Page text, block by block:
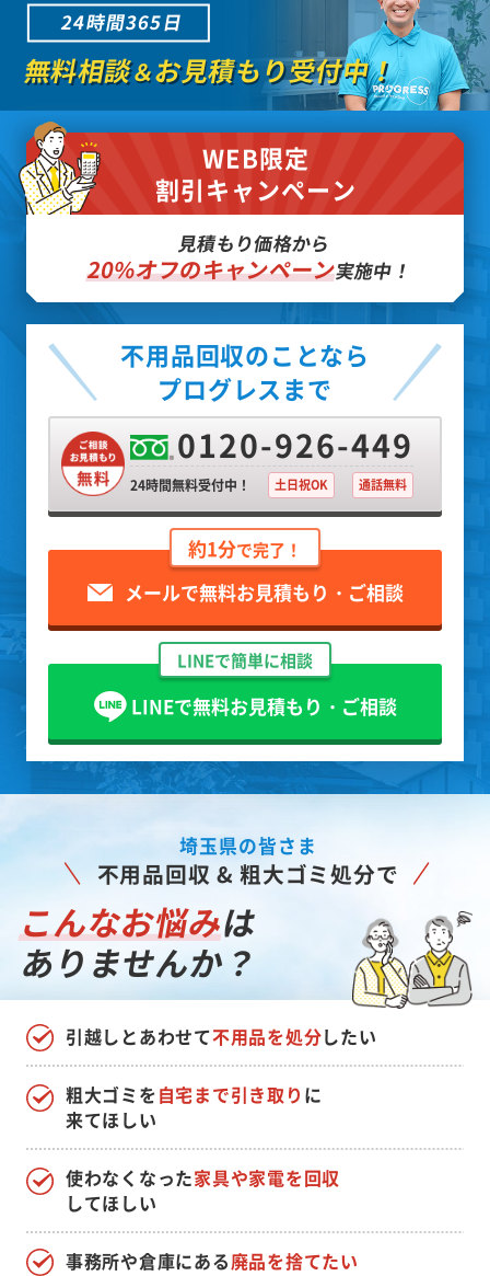
24時間365日
無料相談＆お見積もり受付中！
WEB限定
割引キャンペーン
見積もり価格から
20%オフのキャンペーン実施中！
不用品回収のことなら
プログレスまで
0120-926-449
24時間無料受付中！ 土日祝OK 通話無料
約1分で完了！
メールで無料お見積もり・ご相談
LINEで簡単に相談
LINEで無料お見積もり・ご相談
埼玉県の皆さま
不用品回収 & 粗大ゴミ処分で
こんなお悩みは
ありませんか？
引越しとあわせて不用品を処分したい
使わなくなった家具や家電を回収
してほしい
粗大ゴミを自宅まで引き取り に
来てほしい
事務所や倉庫にある廃品を捨てたい